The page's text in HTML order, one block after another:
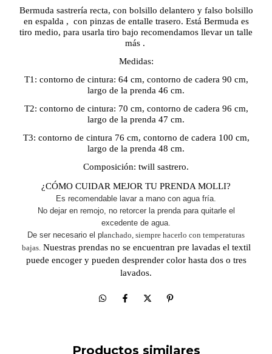
Bermuda sastrería recta, con bolsillo delantero y falso bolsillo
en espalda , con pinzas de entalle trasero. Está Bermuda es
tiro medio, para usarla tiro bajo recomendamos llevar un talle
más .
Medidas:
T1: contorno de cintura: 64 cm, contorno de cadera 90 cm,
largo de la prenda 46 cm.
T2: contorno de cintura: 70 cm, contorno de cadera 96 cm,
largo de la prenda 47 cm.
T3: contorno de cintura 76 cm, contorno de cadera 100 cm,
largo de la prenda 48 cm.
Composición: twill sastrero.
¿CÓMO CUIDAR MEJOR TU PRENDA MOLLI?
Es recomendable lavar a mano con agua fría.
No dejar en remojo, no retorcer la prenda para quitarle el
excedente de agua.
De ser necesario el planchado, siempre hacerlo con temperaturas
bajas. Nuestras prendas no se encuentran pre lavadas el textil
puede encoger y pueden desprender color hasta dos o tres
lavados.
Productos similares